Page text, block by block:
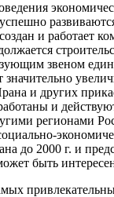
и работает
звеном
значительно
и других
и
регионами
до 2000 г. и
быть